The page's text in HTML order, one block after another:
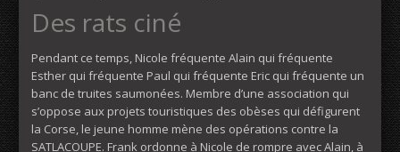
Des rats ciné
Pendant ce temps, Nicole fréquente Alain qui fréquente
Esther qui fréquente Paul qui fréquente Eric qui fréquente un
banc de truites saumonées. Membre d’une association qui
s’oppose aux projets touristiques des obèses qui défigurent
la Corse, le jeune homme mène des opérations contre la
SATLACOUPE. Frank ordonne à Nicole de rompre avec Alain, à